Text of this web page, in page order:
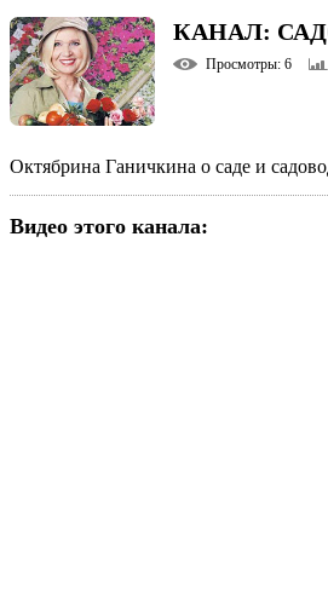
КАНАЛ:
Просмотры: 6
Октябрина Ганичкина о саде и
Видео этого канала: